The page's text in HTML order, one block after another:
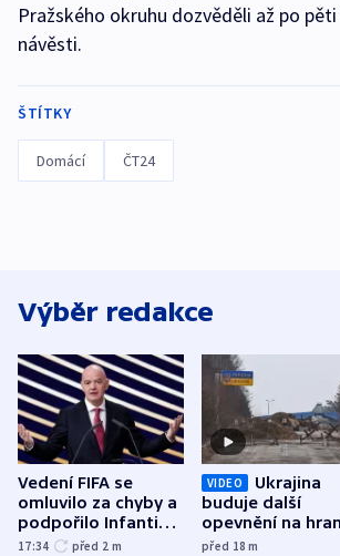
Pražského okruhu dozvěděli až po
návěsti.
ŠTÍTKY
Domácí ČT24
Výběr redakce
Vedení FIFA se
omluvilo za chyby a
podpořilo Infantina.
UEFA trvá na
17:34 před 2 m
VIDEO
Ukrajina
buduje další
opevnění na
s Běloruskem
před 18m